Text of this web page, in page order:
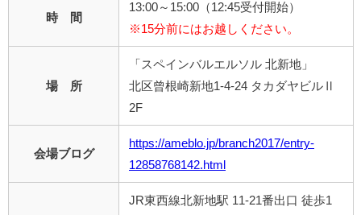
時 間
13:00～15:00（12:45受付開始）
※15分前にはお越しください。
場 所
「スペインバルエルソル 北新地」
北区曾根崎新地1-4-24 タカダヤビルⅡ
2F
会場ブログ
https://ameblo.jp/branch2017/entry-
12858768142.html
JR東西線北新地駅 11-21番出口 徒歩1